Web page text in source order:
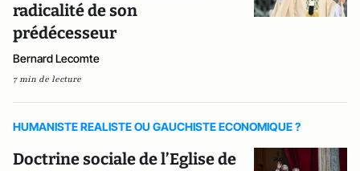
radicalité de son
prédécesseur
Bernard Lecomte
7 min de lecture
HUMANISTE REALISTE OU GAUCHISTE ECONOMIQUE ?
Doctrine sociale de l’Eglise de